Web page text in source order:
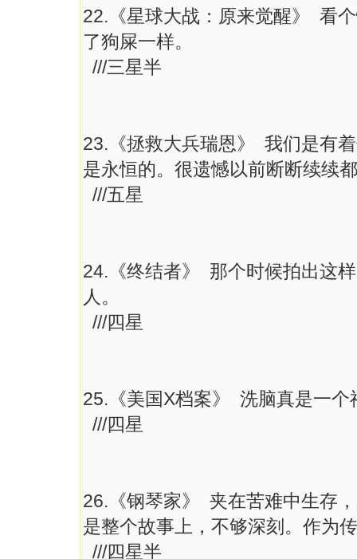
22.《星球大战：原来觉醒》 看
了狗屎一样。
///三星半
23.《拯救大兵瑞恩》 我们是有
是永恒的。很遗憾以前断断续续
///五星
24.《终结者》 那个时候拍出这
人。
///四星
25.《美国X档案》 洗脑真是一
///四星
26.《钢琴家》 夹在苦难中生存
是整个故事上，不够深刻。作为
///四星半